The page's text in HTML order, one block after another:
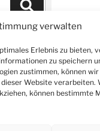
verwalten
Erlebnis zu bieten,
zu speichern
zustimmen, können
Website verarbeiten.
können bestimmte